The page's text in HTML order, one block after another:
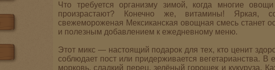
Что требуется организму зимой, когда многие
произрастают? Конечно же, витамины! Яркая,
свежемороженая Мексиканская овощная смесь станет
и полезным добавлением к ежедневному меню.
Этот микс — настоящий подарок для тех, кто ценит
соблюдает пост или придерживается вегетарианства. В
морковь, сладкий перец, зелёный горошек и кукуруза.